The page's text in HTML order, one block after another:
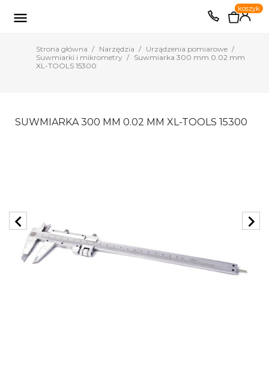
EUR PLN

0
koszyk
Strona główna Narzędzia
Urządzenia pomiarowe
Suwmiarki i mikrometry
Suwmiarka 300 mm 0.02 mm
XL-TOOLS 15300
SUWMIARKA 300 MM 0.02 MM XL-TOOLS 15300
chevron_left chevron_right